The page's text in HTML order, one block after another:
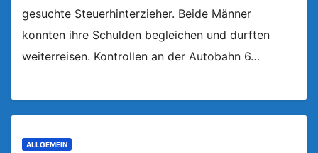
gesuchte Steuerhinterzieher. Beide Männer
konnten ihre Schulden begleichen und durften
weiterreisen. Kontrollen an der Autobahn 6…
ALLGEMEIN